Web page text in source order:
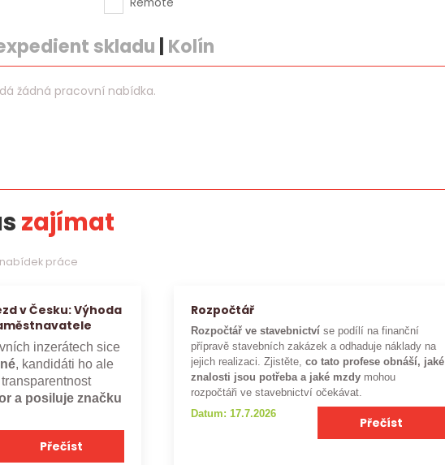
skladu Kolín
žádná pracovní nabídka.
zajímat
nabídek práce
v Česku: Výhoda
inzerátech sice
, kandidáti ho ale
a posiluje značku
Přečíst
Rozpočtář
Rozpočtář ve stavebnictví se podílí na finanční
přípravě stavebních zakázek a odhaduje náklady na
jejich realizaci. Zjistěte,co tato profese obnáší, jaké
znalosti jsou potřeba a jaké mzdy mohou
rozpočtáři ve stavebnictví očekávat.
Datum: 17.7.2026
Přečíst